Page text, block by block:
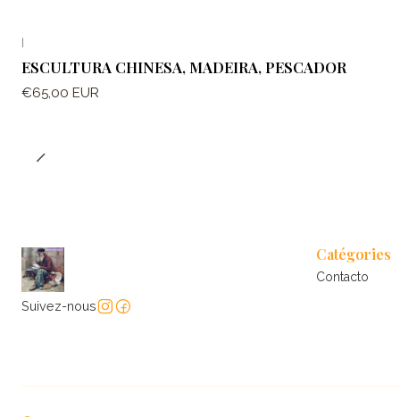
ESCULTURA CHINESA, MADEIRA, PESCADOR
€65,00 EUR
Suivez-nous
Catégories
Contacto